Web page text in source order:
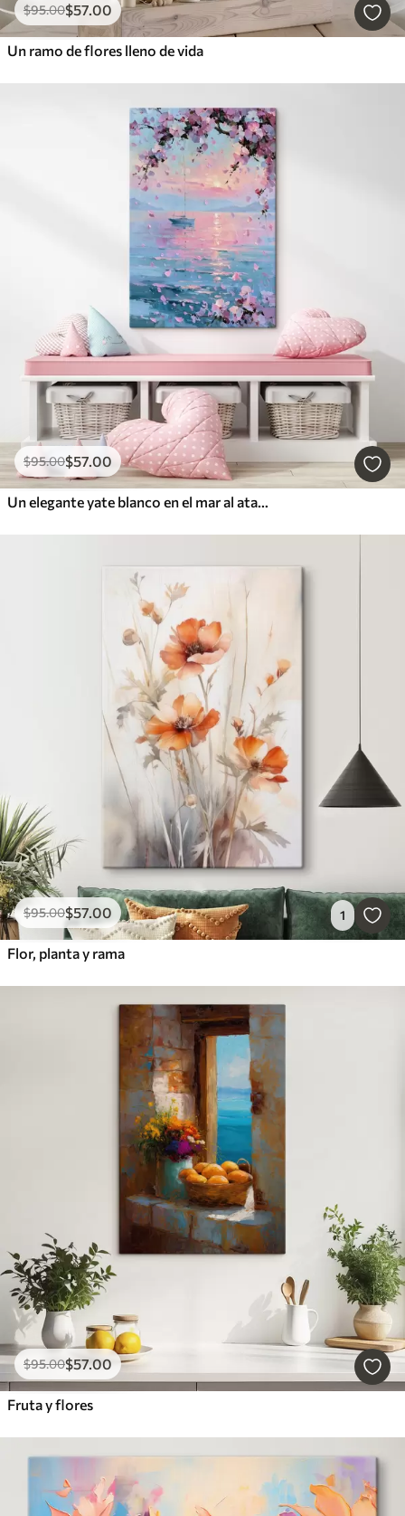
$95.00$57.00
Un ramo de flores lleno de vida
$95.00$57.00
Un elegante yate blanco en el mar al atardecer, bajo las ramas en flor de un cerezo rosa, al estilo de un cuadro al óleo
$95.00$57.00 1
Flor, planta y rama
$95.00$57.00
Fruta y flores